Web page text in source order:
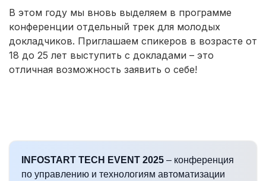
В этом году мы вновь выделяем в программе
конференции отдельный трек для молодых
докладчиков. Приглашаем спикеров в возрасте от
18 до 25 лет выступить с докладами – это
отличная возможность заявить о себе!
INFOSTART TECH EVENT 2025 – конференция
по управлению и технологиям автоматизации